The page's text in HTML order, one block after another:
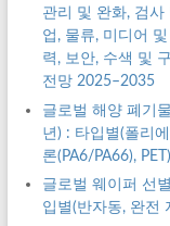
관리 및 완화, 검사
업, 물류, 미디어
력, 보안, 수색 및
전망 2025–2035
글로벌 해양 폐기
년) : 타입별(폴리
론(PA6/PA66),
글로벌 웨이퍼 선
입별(반자동, 완전